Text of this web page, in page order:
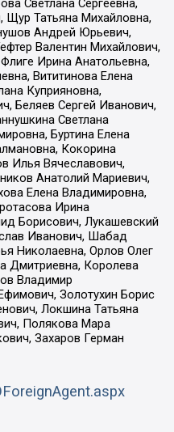
Светлана Сергеевна,
Щур Татьяна Михайловна,
Андрей Юрьевич,
Валентин Михайлович,
Ирина Анатольевна,
Вититинова Елена
Куприяновна,
Беляев Сергей Иванович,
Светлана
Буртина Елена
Кокорина
Илья Вячеславович,
Анатолий Мариевич,
Елена Владимировна,
Ирина
Борисович, Лукашевский
Иванович, Шабад
Николаевна, Орлов Олег
Дмитриевна, Королева
Владимир
Золотухин Борис
Локшина Татьяна
Полякова Мара
Захаров Герман